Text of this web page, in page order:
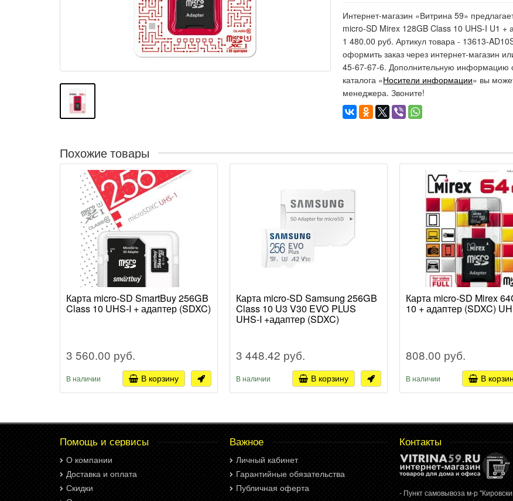
Интернет-магазин «Витрина 59»
micro-SD Mirex 128GB Class 10 UHS-I U1 +
1 480.00 руб. Артикул товара - 13613-
оформить заказ через интернет-магазин
45-67-67-6. Дополнительную информацию
каталога «Носители информации» вы
менеджера. Звоните!
Похожие товары
Карта micro-SD SmartBuy 256GB
Class 10 UHS-I + адаптер (SDXC)
3 560.00 руб.
В наличии В корзину
Карта micro-SD Samsung 256GB
Class 10 U3 V30 EVO PLUS
UHS-I +адаптер (SDXC)
3 448.42 руб.
В наличии В корзину
Карта micro-SD Mirex
10 + адаптер (SDXC)
808.00 руб.
В наличии В
Помощь и сервисы
О компании
Доставка и оплата
Скидки
Важное
Личный кабинет
Гарантийные обязательства
Публичная оферта
Контакты
- Пункт самовывоза м-р